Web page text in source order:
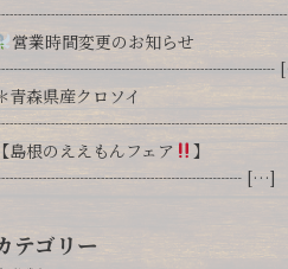
営業時間変更のお知らせ
青森県産クロソイ
島根のええもんフェア
】
[…]
テゴリー